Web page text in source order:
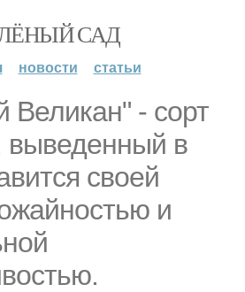
САД
новости статьи
Великан" - сорт
выведенный в
своей
и